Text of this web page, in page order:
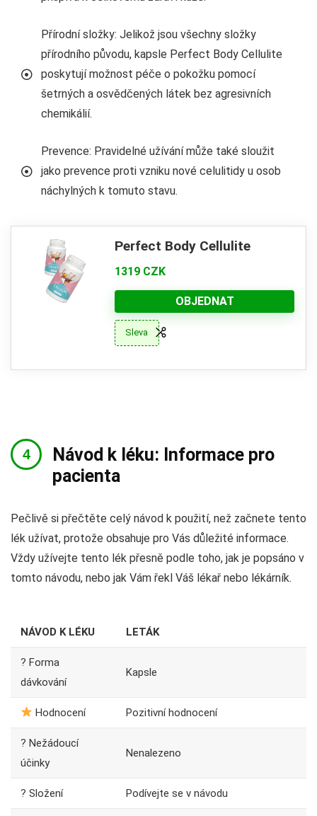
Přírodní složky: Jelikož jsou všechny složky
přírodního původu, kapsle Perfect Body Cellulite
poskytují možnost péče o pokožku pomocí
šetrných a osvědčených látek bez agresivních
chemikálií.
Prevence: Pravidelné užívání může také sloužit
jako prevence proti vzniku nové celulitidy u osob
náchylných k tomuto stavu.
Perfect Body Cellulite
1319 CZK
OBJEDNAT
Sleva
Návod k léku: Informace pro
pacienta
Pečlivě si přečtěte celý návod k použití, než začnete tento
lék užívat, protože obsahuje pro Vás důležité informace.
Vždy užívejte tento lék přesně podle toho, jak je popsáno v
tomto návodu, nebo jak Vám řekl Váš lékař nebo lékárník.
NÁVOD K LÉKU LETÁK
? Forma
dávkování
Kapsle
Hodnocení Pozitivní hodnocení
? Nežádoucí
účinky
Nenalezeno
? Složení Podívejte se v návodu